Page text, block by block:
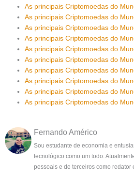
As principais Criptomoedas do
As principais Criptomoedas do
As principais Criptomoedas do
As principais Criptomoedas do
As principais Criptomoedas do
As principais Criptomoedas do
As principais Criptomoedas do
As principais Criptomoedas do
As principais Criptomoedas do
As principais Criptomoedas do
Fernando Américo
Sou estudante de economia e
tecnológico como um todo.
pessoais e de terceiros como redator